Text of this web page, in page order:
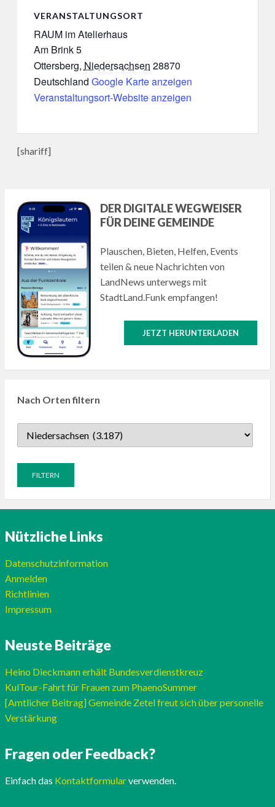
VERANSTALTUNGSORT
RAUM im Atelierhaus
Am Brink 5
Ottersberg, Niedersachsen 28870
Deutschland Google Karte anzeigen
Veranstaltungsort-Website anzeigen
[shariff]
DER DIGITALE WEGWEISER
FÜR DEINE GEMEINDE
Plauschen, Bieten, Helfen, Events
teilen & neue Nachrichten von
LandNews unterwegs mit
StadtLand.Funk empfangen!
JETZT HERUNTERLADEN
Nach Orten filtern
Nützliche Links
Datenschutzinformation
Anmelden
Richtlinien
Impressum
Neuste Beiträge
Heino Dieckmann erhält Bundesverdienstkreuz
KulTour-Fahrt für Frauen zum PhaenoSummer
[Amtlicher Beitrag] Gemeinde Zetel freut sich über personelle
Verstärkung
Fragen oder Feedback?
Einfach das Kontaktformularverwenden.